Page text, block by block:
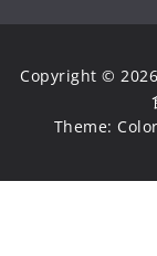
Copyright © 2026
Theme: